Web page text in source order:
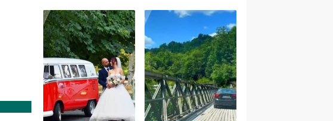
ulovom od 2.040
grama (FOTO)